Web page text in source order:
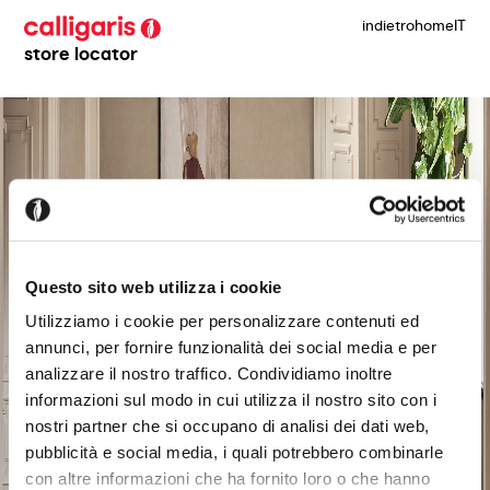
Questo sito web utilizza i cookie
Utilizziamo i cookie per personalizzare contenuti ed
annunci, per fornire funzionalità dei social media e per
analizzare il nostro traffico. Condividiamo inoltre
informazioni sul modo in cui utilizza il nostro sito con i
nostri partner che si occupano di analisi dei dati web,
pubblicità e social media, i quali potrebbero combinarle
con altre informazioni che ha fornito loro o che hanno
store locator
indietrohomeIT